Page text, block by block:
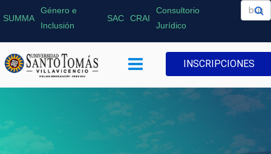
SUMMA
Género e
Inclusión
SAC CRAI
Consultorio
Jurídico
INSCRIPCIONES